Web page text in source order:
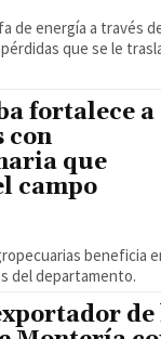
de energía a través
que se le
fortalece a
con
que
campo
beneficia
del departamento.
de